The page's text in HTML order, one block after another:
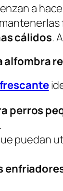
a
cálidos.
alfombra
perros
puedan